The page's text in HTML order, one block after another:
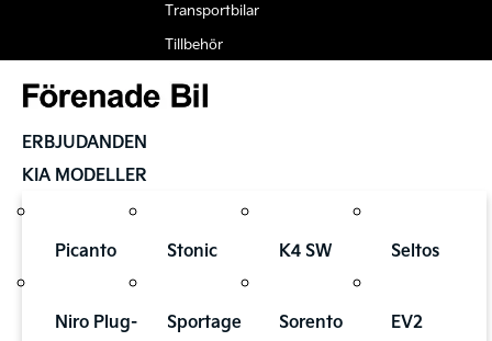
Transportbilar
Tillbehör
ERBJUDANDEN
KIA MODELLER
Picanto Stonic K4 SW Seltos
Niro Plug-
Sportage
Sorento
EV2